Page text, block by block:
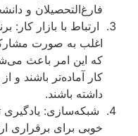
فارغ‌التحصیلان و
ارتباط با بازار
اغلب به صورت
که این امر باعث
کار آماده‌تر باشند و
داشته باشند.
شبکه‌سازی:
خوبی برای برقراری